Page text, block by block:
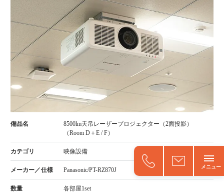
8500lm天吊レーザープロジェクター（2面投影）
（Room D＋E / F）
映像設備
Panasonic/PT-RZ870J
各部屋1set